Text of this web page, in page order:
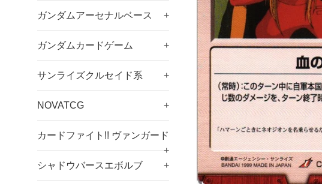
ガンダムアーセナルベース +
ガンダムカードゲーム +
サンライズクルセイド系 +
NOVATCG +
カードファイト!! ヴァンガード
+
シャドウバースエボルブ
+